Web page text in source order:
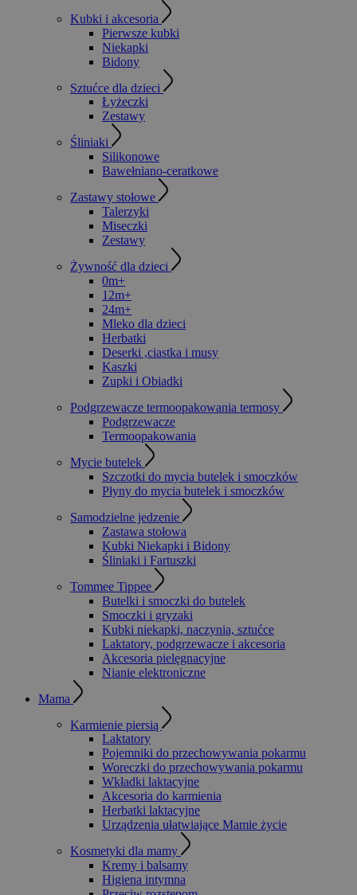
Kubki i akcesoria
Pierwsze kubki
Niekapki
Bidony
Sztućce dla dzieci
Łyżeczki
Zestawy
Śliniaki
Silikonowe
Bawełniano-ceratkowe
Zastawy stołowe
Talerzyki
Miseczki
Zestawy
Żywność dla dzieci
0m+
12m+
24m+
Mleko dla dzieci
Herbatki
Deserki ,ciastka i musy
Kaszki
Zupki i Obiadki
Podgrzewacze termoopakowania termosy
Podgrzewacze
Termoopakowania
Mycie butelek
Szczotki do mycia butelek i smoczków
Płyny do mycia butelek i smoczków
Samodzielne jedzenie
Zastawa stołowa
Kubki Niekapki i Bidony
Śliniaki i Fartuszki
Tommee Tippee
Butelki i smoczki do butelek
Smoczki i gryzaki
Kubki niekapki, naczynia, sztućce
Laktatory, podgrzewacze i akcesoria
Akcesoria pielęgnacyjne
Nianie elektroniczne
Mama
Karmienie piersią
Laktatory
Pojemniki do przechowywania pokarmu
Woreczki do przechowywania pokarmu
Wkładki laktacyjne
Akcesoria do karmienia
Herbatki laktacyjne
Urządzenia ułatwiające Mamie życie
Kosmetyki dla mamy
Kremy i balsamy
Higiena intymna